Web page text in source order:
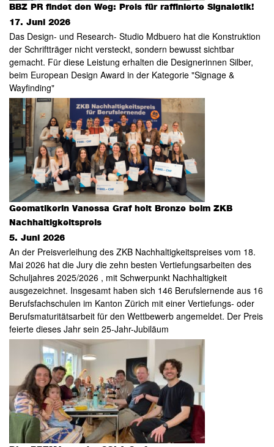
BBZ PR findet den Weg: Preis für raffinierte Signaletik!
17. Juni 2026
Das Design- und Research- Studio Mdbuero hat die Konstruktion
der Schriftträger nicht versteckt, sondern bewusst sichtbar
gemacht. Für diese Leistung erhalten die Designerinnen Silber,
beim European Design Award in der Kategorie "Signage &
Wayfinding"
Geomatikerin Vanessa Graf holt Bronze beim ZKB
Nachhaltigkeitspreis
5. Juni 2026
An der Preisverleihung des ZKB Nachhaltigkeitspreises vom 18.
Mai 2026 hat die Jury die zehn besten Vertiefungsarbeiten des
Schuljahres 2025/2026 , mit Schwerpunkt Nachhaltigkeit
ausgezeichnet. Insgesamt haben sich 146 Berufslernende aus 16
Berufsfachschulen im Kanton Zürich mit einer Vertiefungs- oder
Berufsmaturitätsarbeit für den Wettbewerb angemeldet. Der Preis
feierte dieses Jahr sein 25-Jahr-Jubiläum